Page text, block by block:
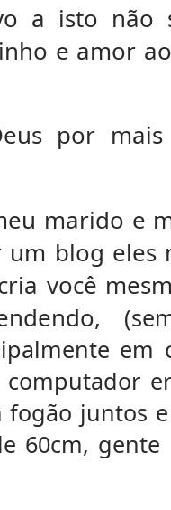
a isto não
e amor
por
marido e
um blog eles
você
em
fogão juntos
60cm,